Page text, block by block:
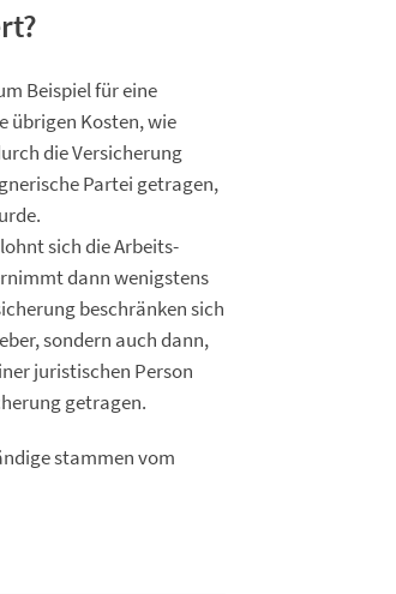
Beispiel für eine
übrigen Kosten, wie
die Versicherung
Partei getragen,
sich die Arbeits-
dann wenigstens
beschränken sich
sondern auch dann,
juristischen Person
getragen.
stammen vom